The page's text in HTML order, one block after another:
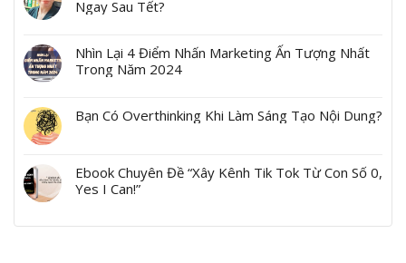
Ngay Sau Tết?
Nhìn Lại 4 Điểm Nhấn Marketing Ấn Tượng Nhất
Trong Năm 2024
Bạn Có Overthinking Khi Làm Sáng Tạo Nội Dung?
Ebook Chuyên Đề “Xây Kênh Tik Tok Từ Con Số 0,
Yes I Can!”